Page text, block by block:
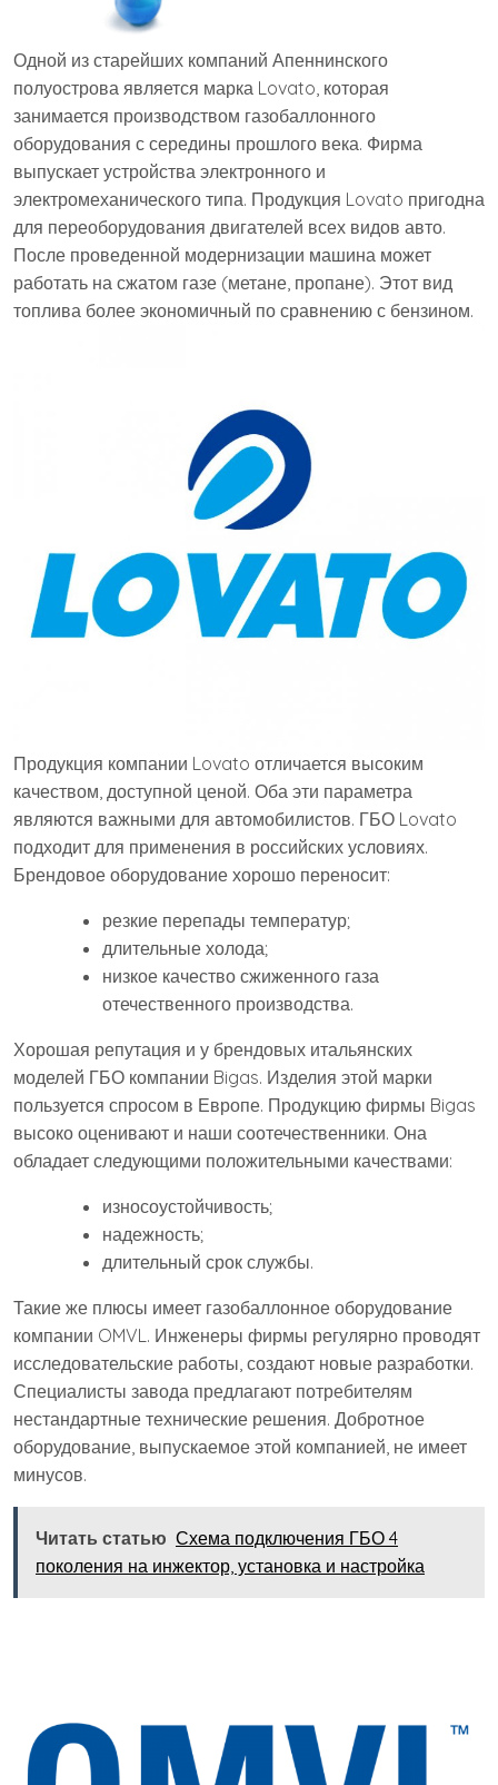
Одной из старейших компаний Апеннинского
полуострова является марка Lovato, которая
занимается производством газобаллонного
оборудования с середины прошлого века. Фирма
выпускает устройства электронного и
электромеханического типа. Продукция Lovato пригодна
для переоборудования двигателей всех видов авто.
После проведенной модернизации машина может
работать на сжатом газе (метане, пропане). Этот вид
топлива более экономичный по сравнению с бензином.
Продукция компании Lovato отличается высоким
качеством, доступной ценой. Оба эти параметра
являются важными для автомобилистов. ГБО Lovato
подходит для применения в российских условиях.
Брендовое оборудование хорошо переносит:
резкие перепады температур;
длительные холода;
низкое качество сжиженного газа
отечественного производства.
Хорошая репутация и у брендовых итальянских
моделей ГБО компании Bigas. Изделия этой марки
пользуется спросом в Европе. Продукцию фирмы Bigas
высоко оценивают и наши соотечественники. Она
обладает следующими положительными качествами:
износоустойчивость;
надежность;
длительный срок службы.
Такие же плюсы имеет газобаллонное оборудование
компании OMVL. Инженеры фирмы регулярно проводят
исследовательские работы, создают новые разработки.
Специалисты завода предлагают потребителям
нестандартные технические решения. Добротное
оборудование, выпускаемое этой компанией, не имеет
минусов.
Читать статью Схема подключения ГБО 4
поколения на инжектор, установка и настройка